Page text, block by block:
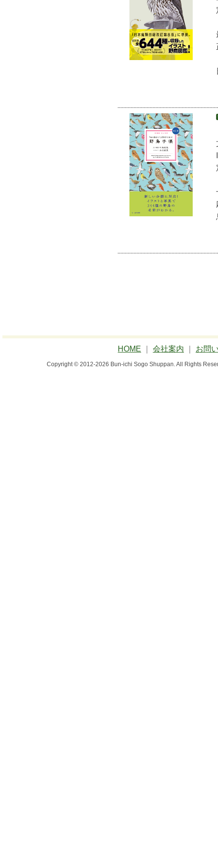
HOME 会社案内 お問
Copyright © 2012-2026 Bun-ichi Sogo Shuppan. All Rights